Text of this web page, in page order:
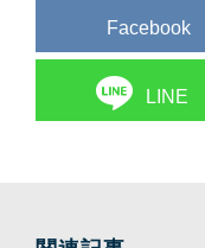
Facebook
LINE